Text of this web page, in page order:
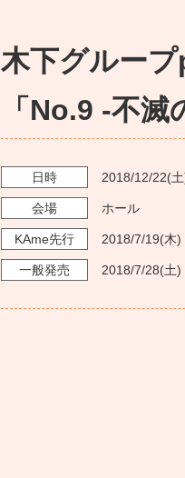
木下グルー
「No.9 -不滅
日時 2018/12/22(
会場 ホール
KAme先行 2018/7/19(木)
一般発売 2018/7/28(土)